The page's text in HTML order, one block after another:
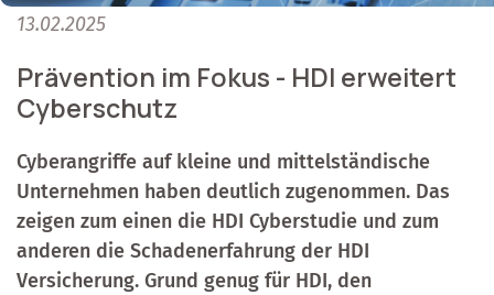
13.02.2025
Prävention im Fokus - HDI erweitert
Cyberschutz
Cyberangriffe auf kleine und mittelständische
Unternehmen haben deutlich zugenommen. Das
zeigen zum einen die HDI Cyberstudie und zum
anderen die Schadenerfahrung der HDI
Versicherung. Grund genug für HDI, den